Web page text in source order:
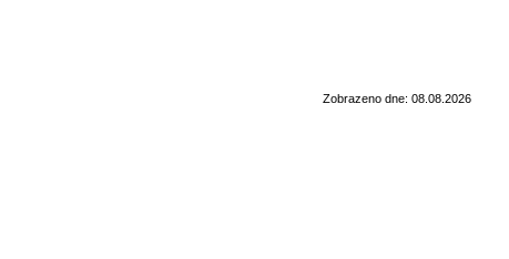
Zobrazeno dne: 08.08.2026